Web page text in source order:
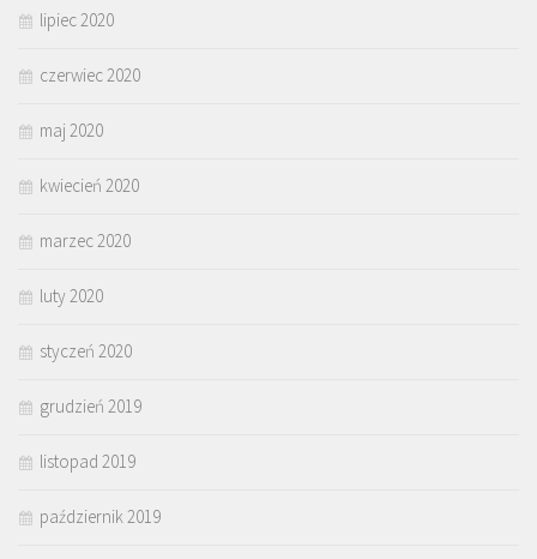
lipiec 2020
czerwiec 2020
maj 2020
kwiecień 2020
marzec 2020
luty 2020
styczeń 2020
grudzień 2019
listopad 2019
październik 2019